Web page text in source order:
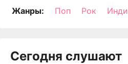
Жанры: Поп Рок Инди
Сегодня слушают